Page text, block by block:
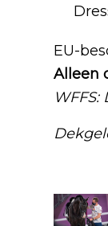
EU-
Alleen
WFFS: